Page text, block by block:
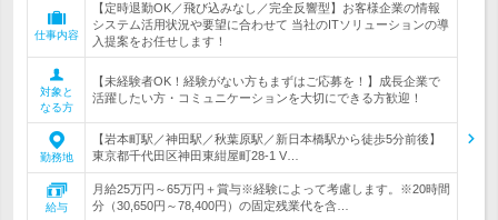
仕事内容
【定時退勤OK／飛び込みなし／完全反響型】お客様企業の情報
システム活用状況や要望に合わせて 当社のITソリューションの導
入提案をお任せします！
対象と
なる方
【未経験者OK！経験がない方もまずはご応募を！】成長企業で
活躍したい方・コミュニケーションを大切にできる方歓迎！
勤務地
【岩本町駅／神田駅／秋葉原駅／新日本橋駅から徒歩5分前後】
東京都千代田区神田東紺屋町28-1 V…
給与
月給25万円～65万円＋賞与※経験によって考慮します。※20時間
分（30,650円～78,400円）の固定残業代を含…